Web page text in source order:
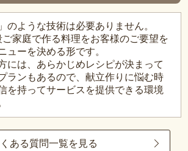
のような技術は必要ありません。
家庭で作る料理をお客様のご要望を
ューを決める形です。
には、あらかじめレシピが決まって
ランもあるので、献立作りに悩む時
を持ってサービスを提供できる環境
ある質問一覧を見る